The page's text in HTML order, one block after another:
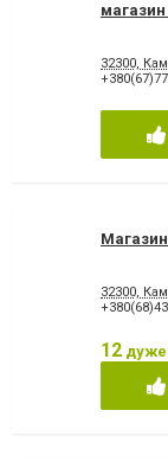
32300,
Магазин
32300,
12